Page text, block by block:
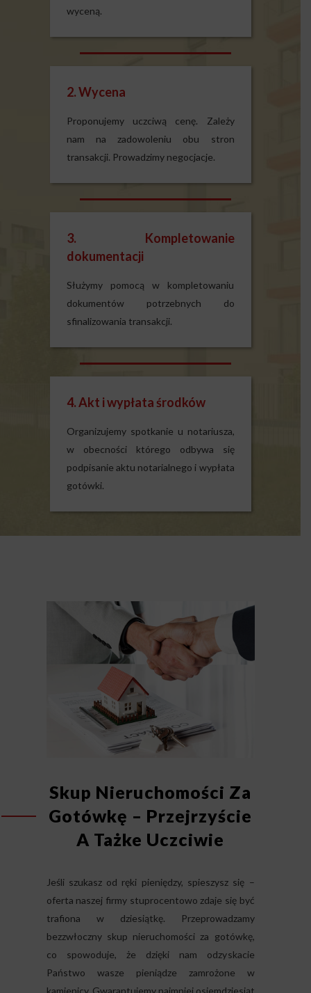
wyceną.
2. Wycena
Proponujemy uczciwą cenę. Zależy
nam na zadowoleniu obu stron
transakcji. Prowadzimy negocjacje.
3. Kompletowanie
dokumentacji
Służymy pomocą w kompletowaniu
dokumentów potrzebnych do
sfinalizowania transakcji.
4. Akt i wypłata środków
Organizujemy spotkanie u notariusza,
w obecności którego odbywa się
podpisanie aktu notarialnego i wypłata
gotówki.
Skup Nieruchomości Za
Gotówkę – Przejrzyście
A Tażke Uczciwie
Jeśli szukasz od ręki pieniędzy, spieszysz się –
oferta naszej firmy stuprocentowo zdaje się być
trafiona w dziesiątkę. Przeprowadzamy
bezzwłoczny skup nieruchomości za gotówkę,
co spowoduje, że dzięki nam odzyskacie
Państwo wasze pieniądze zamrożone w